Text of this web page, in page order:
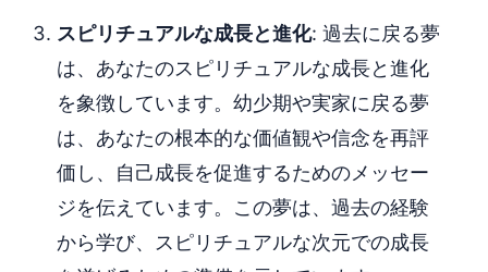
スピリチュアルな成長と進化: 過去に戻る夢
は、あなたのスピリチュアルな成長と進化
を象徴しています。幼少期や実家に戻る夢
は、あなたの根本的な価値観や信念を再評
価し、自己成長を促進するためのメッセー
ジを伝えています。この夢は、過去の経験
から学び、スピリチュアルな次元での成長